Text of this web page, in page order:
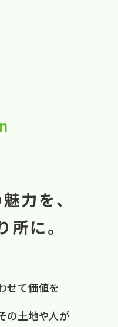
力を、
に。
せて​価値を​
の​土地や​人が​